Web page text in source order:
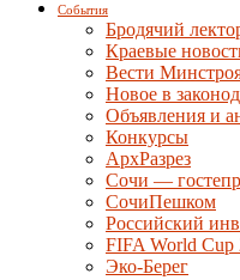
События
Бродячий
Краевые
Вести
Новое в
Объявления и
Конкурсы
АрхРазрез
Сочи —
СочиПешком
Российский
FIFA World Cup
Эко-Берег